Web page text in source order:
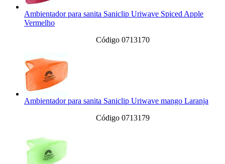
Ambientador para sanita Saniclip Uriwave Spiced Apple
Vermelho
Código 0713170
Ambientador para sanita Saniclip Uriwave mango Laranja
Código 0713179